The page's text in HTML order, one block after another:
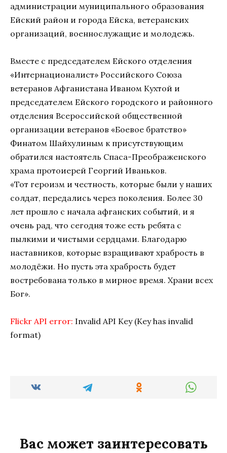
администрации муниципального образования
Ейский район и города Ейска, ветеранских
организаций, военнослужащие и молодежь.
Вместе с председателем Ейского отделения
«Интернационалист» Российского Союза
ветеранов Афганистана Иваном Кухтой и
председателем Ейского городского и районного
отделения Всероссийской общественной
организации ветеранов «Боевое братство»
Финатом Шайхулиным к присутствующим
обратился настоятель Спаса-Преображенского
храма протоиерей Георгий Иваньков.
«Тот героизм и честность, которые были у наших
солдат, передались через поколения. Более 30
лет прошло с начала афганских событий, и я
очень рад, что сегодня тоже есть ребята с
пылкими и чистыми сердцами. Благодарю
наставников, которые взращивают храбрость в
молодёжи. Но пусть эта храбрость будет
востребована только в мирное время. Храни всех
Бог».
Flickr API error: Invalid API Key (Key has invalid
format)
Вас может заинтересовать